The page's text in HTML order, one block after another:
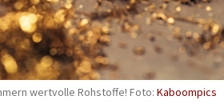
wertvolle Rohstoffe! Foto: Kaboompics